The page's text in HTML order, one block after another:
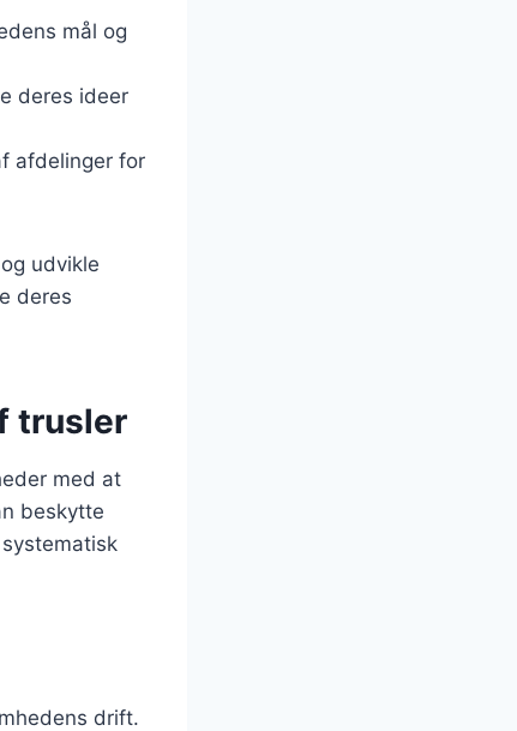
mål og
deres ideer
afdelinger for
udvikle
deres
trusler
med at
beskytte
drift.